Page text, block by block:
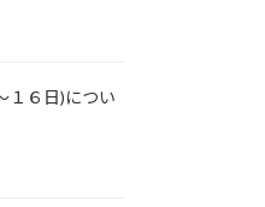
１６日)につい